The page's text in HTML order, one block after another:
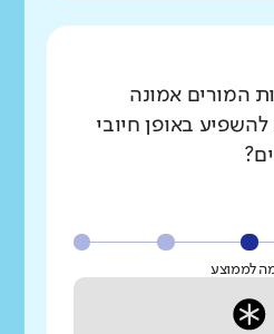
המורים אמונה
באופן חיובי
לממוצע